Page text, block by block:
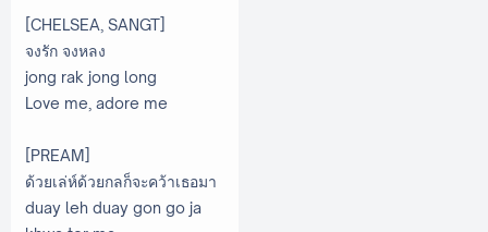
[CHELSEA, SANGT]
จงรัก จงหลง
jong rak jong long
Love me, adore me
[PREAM]
ด้วยเล่ห์ด้วยกลก็จะคว้าเธอมา
duay leh duay gon go ja